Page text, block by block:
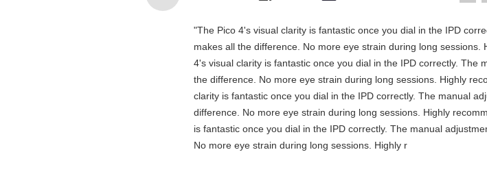
"The Pico 4's visual clarity is fantastic once you dial in the IPD
makes all the difference. No more eye strain during long
4's visual clarity is fantastic once you dial in the IPD correctly.
the difference. No more eye strain during long sessions. Highly
clarity is fantastic once you dial in the IPD correctly. The manual
difference. No more eye strain during long sessions. Highly
is fantastic once you dial in the IPD correctly. The manual
No more eye strain during long sessions. Highly r